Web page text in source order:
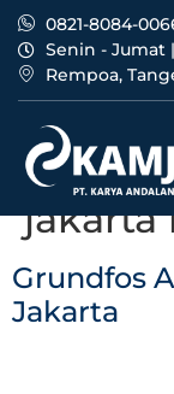
0821-8084-
Senin - Jumat
Rempoa,
Tag:
jakarta
Grundfos
Jakarta